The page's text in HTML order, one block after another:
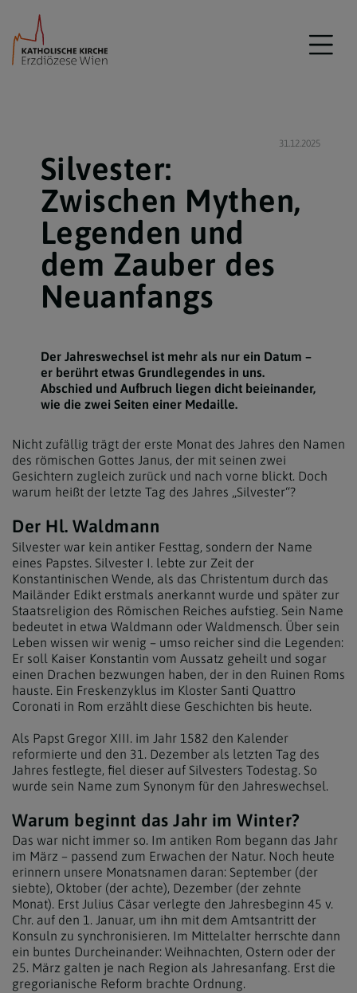
31.12.2025
Silvester:
Zwischen Mythen,
Legenden und
dem Zauber des
Neuanfangs
Der Jahreswechsel ist mehr als nur ein Datum –
er berührt etwas Grundlegendes in uns.
Abschied und Aufbruch liegen dicht beieinander,
wie die zwei Seiten einer Medaille.
Nicht zufällig trägt der erste Monat des Jahres den Namen
des römischen Gottes Janus, der mit seinen zwei
Gesichtern zugleich zurück und nach vorne blickt. Doch
warum heißt der letzte Tag des Jahres „Silvester“?
Der Hl. Waldmann
Silvester war kein antiker Festtag, sondern der Name
eines Papstes. Silvester I. lebte zur Zeit der
Konstantinischen Wende, als das Christentum durch das
Mailänder Edikt erstmals anerkannt wurde und später zur
Staatsreligion des Römischen Reiches aufstieg. Sein Name
bedeutet in etwa Waldmann oder Waldmensch. Über sein
Leben wissen wir wenig – umso reicher sind die Legenden:
Er soll Kaiser Konstantin vom Aussatz geheilt und sogar
einen Drachen bezwungen haben, der in den Ruinen Roms
hauste. Ein Freskenzyklus im Kloster Santi Quattro
Coronati in Rom erzählt diese Geschichten bis heute.
Als Papst Gregor XIII. im Jahr 1582 den Kalender
reformierte und den 31. Dezember als letzten Tag des
Jahres festlegte, fiel dieser auf Silvesters Todestag. So
wurde sein Name zum Synonym für den Jahreswechsel.
Warum beginnt das Jahr im Winter?
Das war nicht immer so. Im antiken Rom begann das Jahr
im März – passend zum Erwachen der Natur. Noch heute
erinnern unsere Monatsnamen daran: September (der
siebte), Oktober (der achte), Dezember (der zehnte
Monat). Erst Julius Cäsar verlegte den Jahresbeginn 45 v.
Chr. auf den 1. Januar, um ihn mit dem Amtsantritt der
Konsuln zu synchronisieren. Im Mittelalter herrschte dann
ein buntes Durcheinander: Weihnachten, Ostern oder der
25. März galten je nach Region als Jahresanfang. Erst die
gregorianische Reform brachte Ordnung.